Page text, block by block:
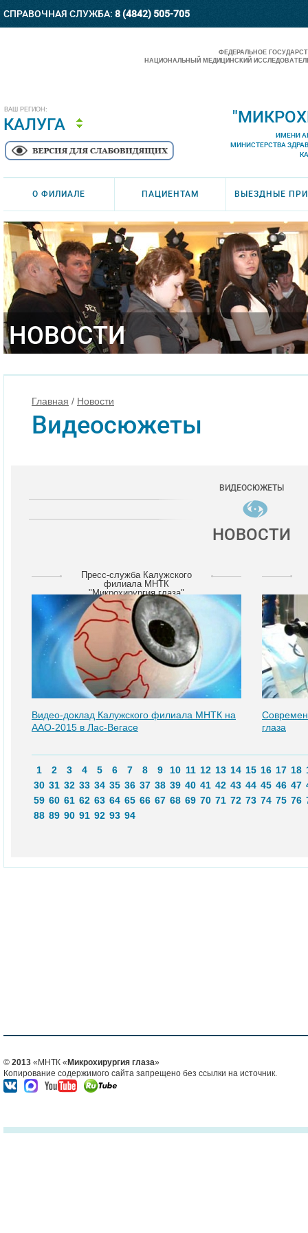
СПРАВОЧНАЯ СЛУЖБА: 8 (4842) 505-705
ВАШ РЕГИОН:
КАЛУГА
ФЕДЕРАЛЬНОЕ
НАЦИОНАЛЬНЫЙ МЕДИЦИНСКИЙ
ИМЕНИ
МИНИСТЕРСТВА
О ФИЛИАЛЕ ПАЦИЕНТАМ ВЫЕЗДНЫЕ
НОВОСТИ
Главная / Новости
Видеосюжеты
ВИДЕОСЮЖЕТЫ
НОВОСТИ
Пресс-служба Калужского
филиала МНТК
"Микрохирургия глаза"
Видео-доклад Калужского филиала МНТК на
ААО-2015 в Лас-Вегасе
глаза
1 2 3 4 5 6 7 8 9 10 11 12 13 14 15 16 17 18
30 31 32 33 34 35 36 37 38 39 40 41 42 43 44 45 46 47
59 60 61 62 63 64 65 66 67 68 69 70 71 72 73 74 75 76
88 89 90 91 92 93 94
© 2013 «МНТК « Микрохирургия глаза»
Копирование содержимого сайта запрещено без ссылки на источник.